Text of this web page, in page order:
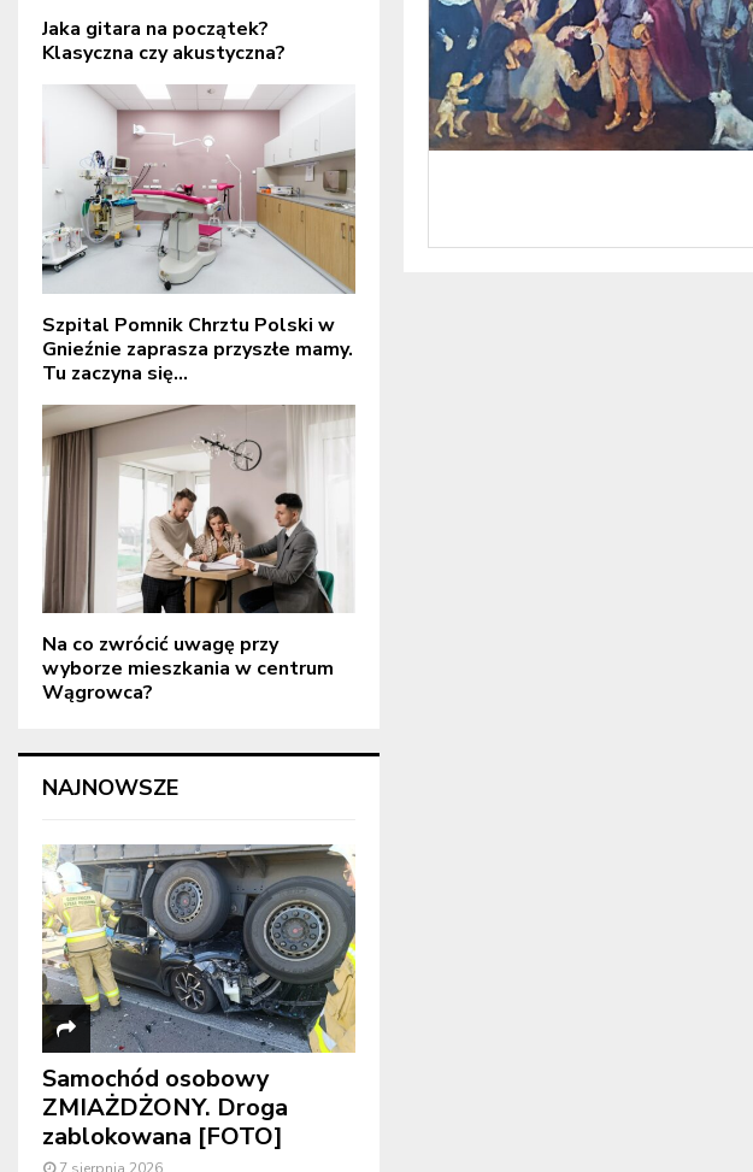
Jaka gitara na początek?
Klasyczna czy akustyczna?
Szpital Pomnik Chrztu Polski w
Gnieźnie zaprasza przyszłe mamy.
Tu zaczyna się...
Na co zwrócić uwagę przy
wyborze mieszkania w centrum
Wągrowca?
NAJNOWSZE
Samochód osobowy
ZMIAŻDŻONY. Droga
zablokowana [FOTO]